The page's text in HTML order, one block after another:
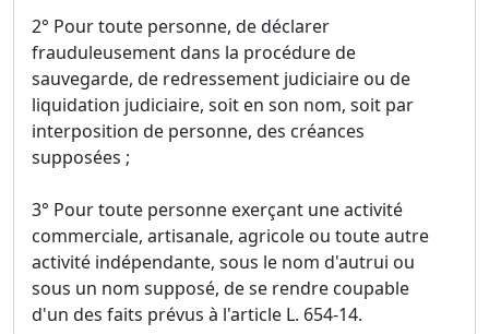
2° Pour toute personne, de déclarer
frauduleusement dans la procédure de
sauvegarde, de redressement judiciaire ou de
liquidation judiciaire, soit en son nom, soit par
interposition de personne, des créances
supposées ;
3° Pour toute personne exerçant une activité
commerciale, artisanale, agricole ou toute autre
activité indépendante, sous le nom d'autrui ou
sous un nom supposé, de se rendre coupable
d'un des faits prévus à l'article L. 654-14.